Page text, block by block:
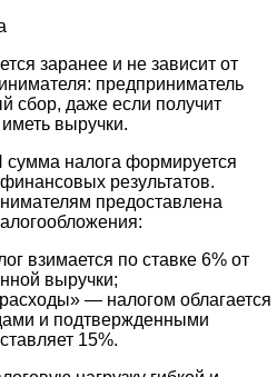
заранее и не зависит от
предприниматель
сбор, даже если получит
выручки.
сумма налога формируется
результатов.
предоставлена
взимается по ставке 6% от
выручки;
— налогом облагается
и подтвержденными
15%.